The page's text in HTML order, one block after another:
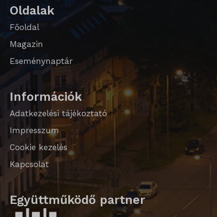
Oldalak
Főoldal
Magazin
Eseménynaptár
Információk
Adatkezelési tájékoztató
Impresszum
Cookie kezelés
Kapcsolat
Együttműködő partner
strack_tracking_code
_qimei_fingerprint
cato_fw_inet
chatbase_anon_id
cookieyes-consent
domain
i18next
litespeed_qc_hide_banner
perf_*